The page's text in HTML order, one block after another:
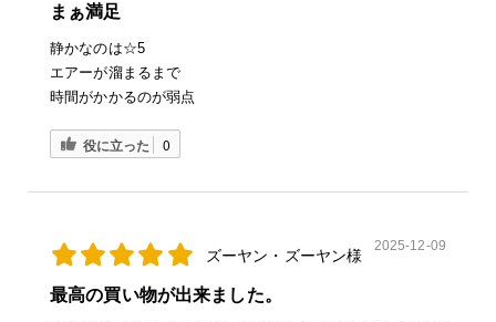
まぁ満足
静かなのは☆5
エアーが溜まるまで
時間がかかるのが弱点
役に立った 0
ズーヤン・ズーヤン様
2025-12-09
最高の買い物が出来ました。